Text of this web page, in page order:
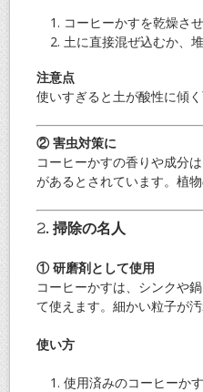
コーヒーかすを乾燥させ
土に直接混ぜ込むか、
注意点
使いすぎると土が酸性に傾
② 害虫対策に
コーヒーかすの香りや成分
があるとされています。植
2. 掃除の名人
① 研磨剤として使用
コーヒーかすは、シンクや
て使えます。細かい粒子が
使い方
使用済みのコーヒーか